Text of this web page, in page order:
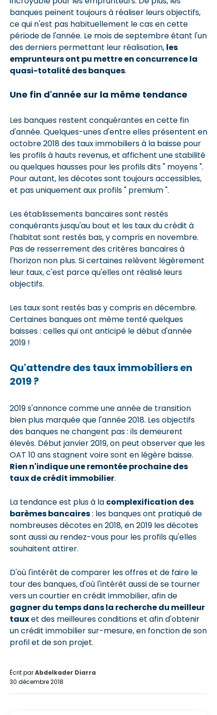
banques peinent toujours à réaliser leurs objectifs,
ce qui n'est pas habituellement le cas en cette
période de l'année. Le mois de septembre étant l'un
des derniers permettant leur réalisation, les
emprunteurs ont pu mettre en concurrence la
quasi-totalité des banques.
Une fin d'année sur la même tendance
Les banques restent conquérantes en cette fin
d'année. Quelques-unes d'entre elles présentent en
octobre 2018 des taux immobiliers à la baisse pour
les profils à hauts revenus, et affichent une stabilité
ou quelques hausses pour les profils dits " moyens ".
Pour autant, les décotes sont toujours accessibles,
et pas uniquement aux profils " premium ".
Les établissements bancaires sont restés
conquérants jusqu'au bout et les taux du crédit à
l'habitat sont restés bas, y compris en novembre.
Pas de resserrement des critères bancaires à
l'horizon non plus. Si certaines relèvent légèrement
leur taux, c'est parce qu'elles ont réalisé leurs
objectifs.
Les taux sont restés bas y compris en décembre.
Certaines banques ont même tenté quelques
baisses : celles qui ont anticipé le début d'année
2019 !
Qu'attendre des taux immobiliers en
2019 ?
2019 s'annonce comme une année de transition
bien plus marquée que l'année 2018. Les objectifs
des banques ne changent pas : ils demeurent
élevés. Début janvier 2019, on peut observer que les
OAT 10 ans stagnent voire sont en légère baisse.
Rien n'indique une remontée prochaine des
taux de crédit immobilier.
La tendance est plus à la complexification des
barèmes bancaires: les banques ont pratiqué de
nombreuses décotes en 2018, en 2019 les décotes
sont aussi au rendez-vous pour les profils qu'elles
souhaitent attirer.
D'où l'intérêt de comparer les offres et de faire le
tour des banques, d'où l'intérêt aussi de se tourner
vers un courtier en crédit immobilier, afin de
gagner du temps dans la recherche du meilleur
tauxet des meilleures conditions et afin d'obtenir
un crédit immobilier sur-mesure, en fonction de son
profil et de son projet.
Écrit parAbdelkader Diarra
30 décembre 2018